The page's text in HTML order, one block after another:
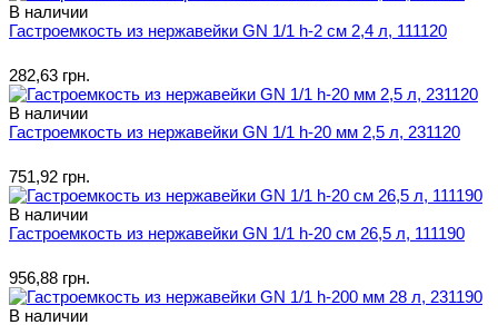
В наличии
Гастроемкость из нержавейки GN 1/1 h-2 см 2,4 л, 111120
282,63 грн.
В наличии
Гастроемкость из нержавейки GN 1/1 h-20 мм 2,5 л, 231120
751,92 грн.
В наличии
Гастроемкость из нержавейки GN 1/1 h-20 см 26,5 л, 111190
956,88 грн.
В наличии